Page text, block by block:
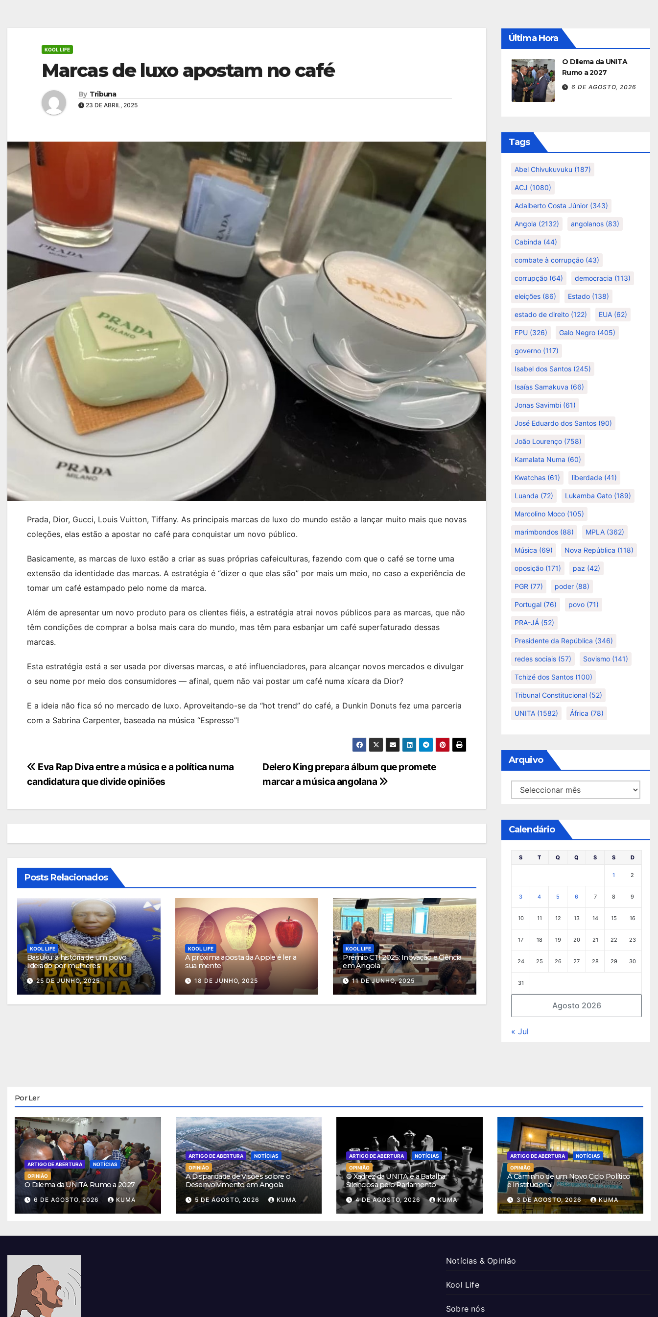
KOOL LIFE
Marcas de luxo apostam no café
By Tribuna
23 DE ABRIL, 2025
Prada, Dior, Gucci, Louis Vuitton, Tiffany. As principais marcas de luxo do mundo estão a lançar muito mais que novas
coleções, elas estão a apostar no café para conquistar um novo público.
Basicamente, as marcas de luxo estão a criar as suas próprias cafeiculturas, fazendo com que o café se torne uma
extensão da identidade das marcas. A estratégia é “dizer o que elas são” por mais um meio, no caso a experiência de
tomar um café estampado pelo nome da marca.
Além de apresentar um novo produto para os clientes fiéis, a estratégia atrai novos públicos para as marcas, que não
têm condições de comprar a bolsa mais cara do mundo, mas têm para esbanjar um café superfaturado dessas
marcas.
Esta estratégia está a ser usada por diversas marcas, e até influenciadores, para alcançar novos mercados e divulgar
o seu nome por meio dos consumidores — afinal, quem não vai postar um café numa xícara da Dior?
E a ideia não fica só no mercado de luxo. Aproveitando-se da “hot trend” do café, a Dunkin Donuts fez uma parceria
com a Sabrina Carpenter, baseada na música “Espresso”!
Navegação
de
artigos
Delero King prepara álbum que promete
marcar a música angolana
Eva Rap Diva entre a música e a política numa
candidatura que divide opiniões
Posts Relacionados
KOOL LIFE
Basuku: a história de um povo
liderado por mulheres
25 DE JUNHO, 2025
KOOL LIFE
A próxima aposta da Apple é ler a
sua mente
18 DE JUNHO, 2025
KOOL LIFE
Prémio CTI 2025: Inovação e Ciência
em Angola
11 DE JUNHO, 2025
Última Hora
O Dilema da UNITA
Rumo a 2027
6 DE AGOSTO, 2026
Tags
Abel Chivukuvuku (187)
ACJ (1080)
Adalberto Costa Júnior (343)
Angola (2132) angolanos (83)
Cabinda (44)
combate à corrupção (43)
corrupção (64) democracia (113)
eleições (86) Estado (138)
estado de direito (122) EUA (62)
FPU (326) Galo Negro (405)
governo (117)
Isabel dos Santos (245)
Isaías Samakuva (66)
Jonas Savimbi (61)
José Eduardo dos Santos (90)
João Lourenço (758)
Kamalata Numa (60)
Kwatchas (61) liberdade (41)
Luanda (72) Lukamba Gato (189)
Marcolino Moco (105)
marimbondos (88) MPLA (362)
Música (69) Nova República (118)
oposição (171) paz (42)
PGR (77) poder (88)
Portugal (76) povo (71)
PRA-JÁ (52)
Presidente da República (346)
redes sociais (57) Sovismo (141)
Tchizé dos Santos (100)
Tribunal Constitucional (52)
UNITA (1582) África (78)
Arquivo
Arquivo
Calendário
Agosto 2026
S T Q Q S S D
1 2
3 4 5 6 7 8 9
10 11 12 13 14 15 16
17 18 19 20 21 22 23
24 25 26 27 28 29 30
31
« Jul
Por Ler
ARTIGO DE ABERTURA
NOTÍCIAS
OPINIÃO
O Dilema da UNITA Rumo a 2027
6 DE AGOSTO, 2026 KUMA
ARTIGO DE ABERTURA
NOTÍCIAS
OPINIÃO
A Disparidade de Visões sobre o
Desenvolvimento em Angola
5 DE AGOSTO, 2026 KUMA
ARTIGO DE ABERTURA
NOTÍCIAS
OPINIÃO
O Xadrez da UNITA e a Batalha
Silenciosa pelo Parlamento
4 DE AGOSTO, 2026 KUMA
ARTIGO DE ABERTURA
NOTÍCIAS
OPINIÃO
A Caminho de um Novo Ciclo Político
e Institucional
3 DE AGOSTO, 2026 KUMA
Notícias & Opinião
Kool Life
Sobre nós